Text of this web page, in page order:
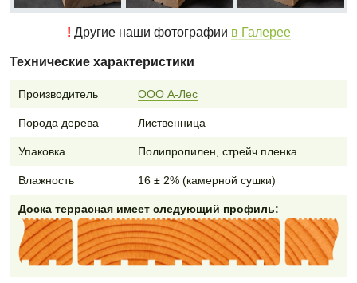
! Другие наши фотографии в Галерее
Технические характеристики
Производитель ООО А-Лес
Порода дерева Лиственница
Упаковка Полипропилен, стрейч пленка
Влажность 16 ± 2% (камерной сушки)
Доска террасная имеет следующий профиль: